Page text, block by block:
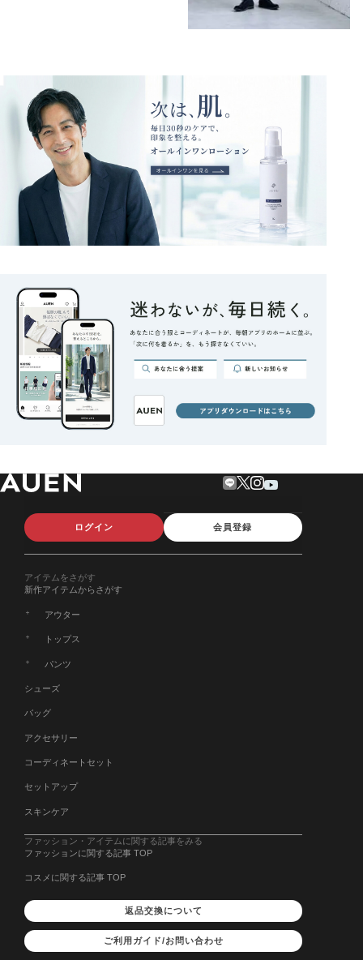
ログイン 会員登録
アイテムをさがす
新作アイテムからさがす
アウター
トップス
パンツ
シューズ
バッグ
アクセサリー
コーディネートセット
セットアップ
スキンケア
ファッション・アイテムに関する記事をみる
ファッションに関する記事 TOP
コスメに関する記事 TOP
返品交換について
ご利用ガイド/お問い合わせ